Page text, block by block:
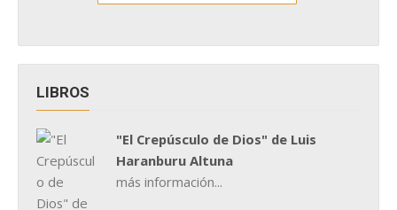
LIBROS
"El Crepúsculo de Dios" de Luis
Haranburu Altuna
más información...